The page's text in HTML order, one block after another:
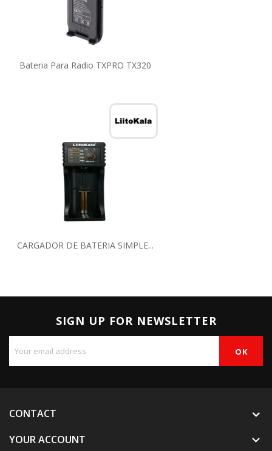
Bateria Para Radio TXPRO TX320
CARGADOR DE BATERIA SIMPLE...
SIGN UP FOR NEWSLETTER
CONTACT
YOUR ACCOUNT
